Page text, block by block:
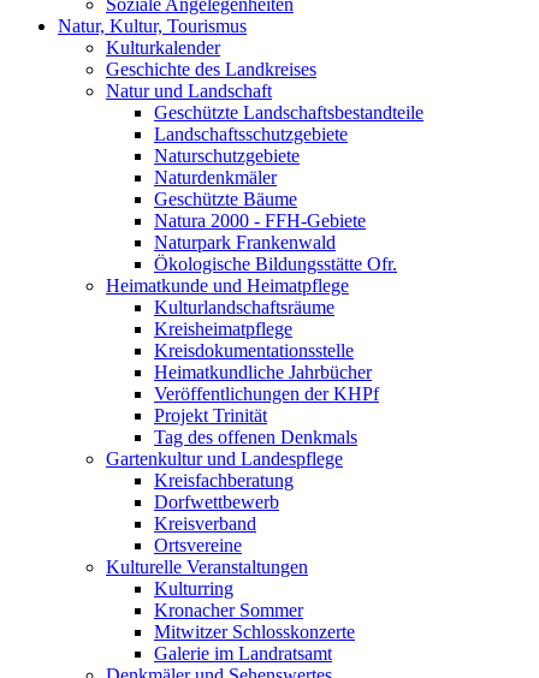
Soziale Angelegenheiten
Natur, Kultur, Tourismus
Kulturkalender
Geschichte des Landkreises
Natur und Landschaft
Geschützte Landschaftsbestandteile
Landschaftsschutzgebiete
Naturschutzgebiete
Naturdenkmäler
Geschützte Bäume
Natura 2000 - FFH-Gebiete
Naturpark Frankenwald
Ökologische Bildungsstätte Ofr.
Heimatkunde und Heimatpflege
Kulturlandschaftsräume
Kreisheimatpflege
Kreisdokumentationsstelle
Heimatkundliche Jahrbücher
Veröffentlichungen der KHPf
Projekt Trinität
Tag des offenen Denkmals
Gartenkultur und Landespflege
Kreisfachberatung
Dorfwettbewerb
Kreisverband
Ortsvereine
Kulturelle Veranstaltungen
Kulturring
Kronacher Sommer
Mitwitzer Schlosskonzerte
Galerie im Landratsamt